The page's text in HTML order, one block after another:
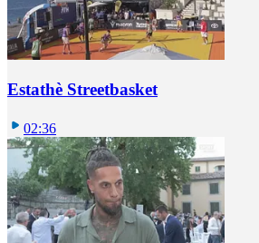
Estathè Streetbasket
02:36